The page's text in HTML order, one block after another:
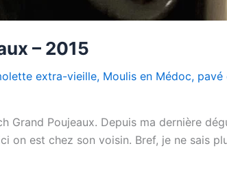
– 2015
extra-vieille, Moulis en Médoc, pavé
Grand Poujeaux. Depuis ma dernière
on est chez son voisin. Bref, je ne sais